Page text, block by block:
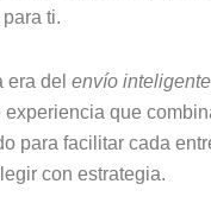
ti.
era del envío inteligente
experiencia que
para facilitar cada
con estrategia.